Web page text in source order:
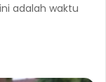
adalah waktu